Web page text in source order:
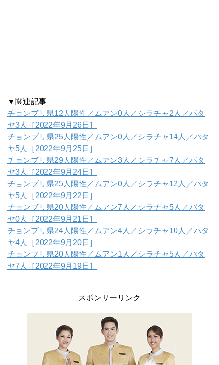
▼関連記事
チョンブリ県12人陽性／ムアン0人／シラチャ2人／パタ
ヤ3人［2022年9月26日］
チョンブリ県25人陽性／ムアン0人／シラチャ14人／パタ
ヤ5人［2022年9月25日］
チョンブリ県29人陽性／ムアン3人／シラチャ7人／パタ
ヤ3人［2022年9月24日］
チョンブリ県25人陽性／ムアン0人／シラチャ12人／パタ
ヤ5人［2022年9月22日］
チョンブリ県20人陽性／ムアン7人／シラチャ5人／パタ
ヤ0人［2022年9月21日］
チョンブリ県24人陽性／ムアン4人／シラチャ10人／パタ
ヤ4人［2022年9月20日］
チョンブリ県20人陽性／ムアン1人／シラチャ5人／パタ
ヤ7人［2022年9月19日］
スポンサーリンク